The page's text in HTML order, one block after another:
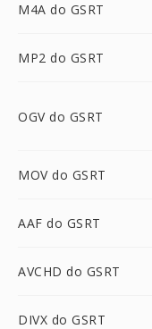
M4A do GSRT
MP2 do GSRT
OGV do GSRT
MOV do GSRT
AAF do GSRT
AVCHD do GSRT
DIVX do GSRT